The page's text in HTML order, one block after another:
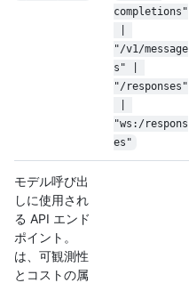
completions"
"/v1/message
s" |
"/responses"
"ws:/respons
es"
モデル呼び出
しに使用され
る API エンド
ポイント。
は、可観測性
とコストの属